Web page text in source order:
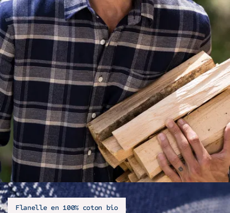
Flanelle en 100% coton bio